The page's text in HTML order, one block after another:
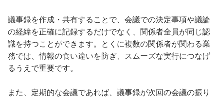
議事録を作成・共有することで、会議での決定事項や議論
の経緯を正確に記録するだけでなく、関係者全員が同じ認
識を持つことができます。とくに複数の関係者が関わる業
務では、情報の食い違いを防ぎ、スムーズな実行につなげ
るうえで重要です。
また、定期的な会議であれば、議事録が次回の会議の振り